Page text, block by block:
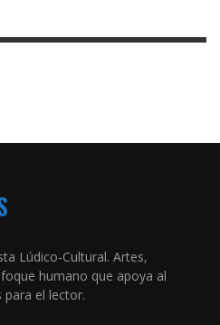
Lúdico-Cultural. Artes,
humano que apoya al
para el lector.